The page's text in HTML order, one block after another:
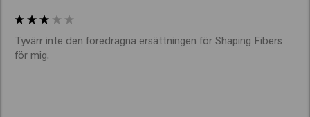
Tyvärr inte den föredragna ersättningen för Shaping Fibers
för mig.